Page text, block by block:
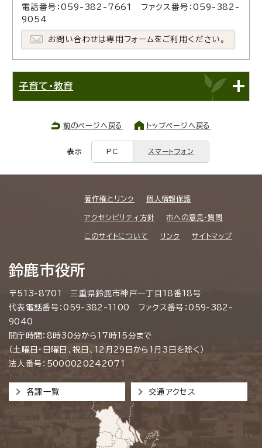
電話番号：059-382-7661 ファクス番号：059-382-
9054
お問い合わせは専用フォームをご利用ください。
子育て・教育
前のページへ戻る トップページへ戻る
表示 PC スマートフォン
著作権とリンク 個人情報保護
アクセシビリティ方針 市への意見・質問
このサイトについて リンク サイトマップ
鈴鹿市役所
〒513-8701 三重県鈴鹿市神戸一丁目18番18号
代表電話番号：059-382-1100 ファクス番号：059-382-
9040
開庁時間：8時30分から17時15分まで
（土曜日・日曜日、祝日、12月29日から1月3日を除く）
法人番号：5000020242071
各課一覧 交通アクセス